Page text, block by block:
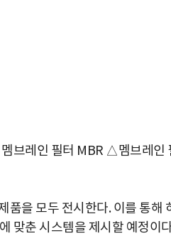
브레인 필터 MBR △멤브레
을 모두 전시한다. 이를 통해
맞춘 시스템을 제시할 예정이